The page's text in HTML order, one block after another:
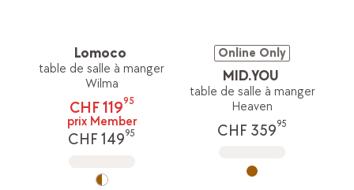
Lomoco
table de salle à manger
Wilma
CHF 11995
prix Member
CHF 14995
Online Only
MID.YOU
table de salle à manger
Heaven
CHF 35995